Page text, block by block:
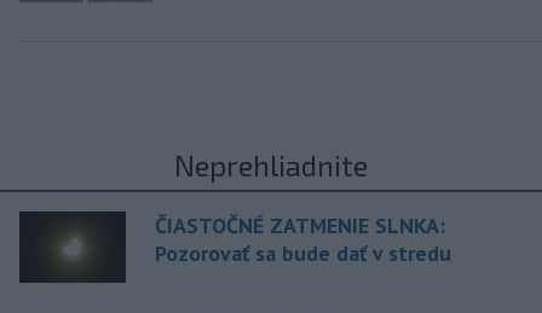
Neprehliadnite
ČIASTOČNÉ ZATMENIE SLNKA:
Pozorovať sa bude dať v stredu